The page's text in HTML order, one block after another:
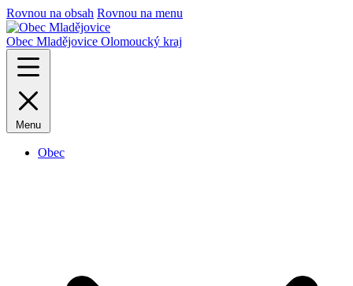
Rovnou na obsah Rovnou na menu
Obec Mladějovice Olomoucký kraj
Menu
Obec